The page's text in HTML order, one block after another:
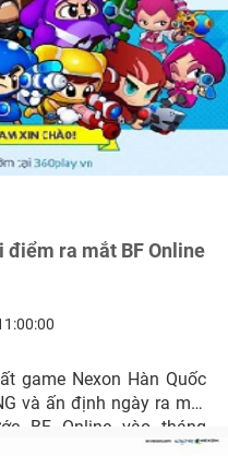
điểm ra mắt BF Online
game Nexon Hàn Quốc
và ấn định ngày ra mắt
BF Online vào tháng